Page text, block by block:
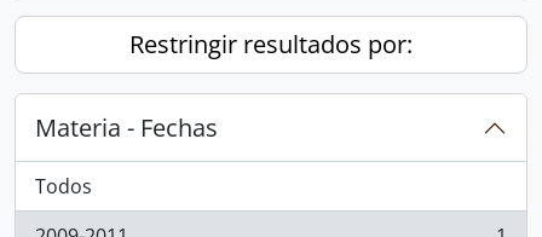
Restringir resultados por:
Materia - Fechas
Todos